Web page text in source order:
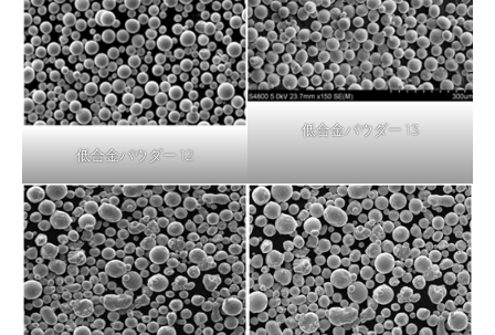
低合金パウダー 12
低合金パウダー 13